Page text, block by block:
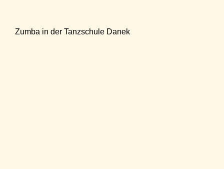
Zumba in der Tanzschule Danek